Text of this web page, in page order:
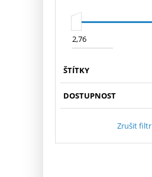
ŠTÍTKY
DOSTUPNOST
Zrušit filtr